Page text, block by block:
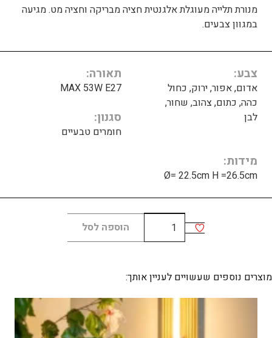
מנורת תלייה מעוגלת אלגנטית חציה מבריקה וחציה מט. מגיעה
במגוון צבעים.
צבע
אדום, אפור, ירוק, כחול
כהה, כתום, צהוב, שחור,
לבן
תאורה
MAX 53W E27
סגנון
חומרים טבעיים
מידות
Ø= 22.5cm H =26.5cm
כמות
של
הוספה לסל
מוצרים נוספים שעשויים לעניין אותך: